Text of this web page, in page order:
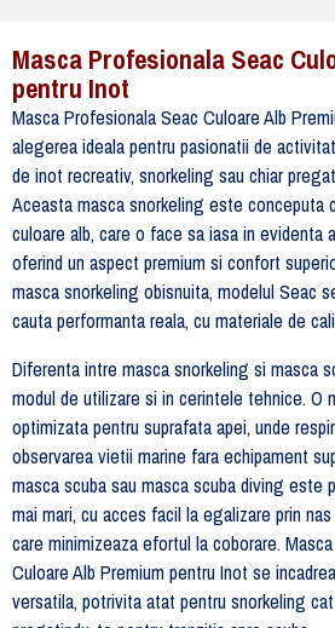
Masca Profesionala Seac
pentru Inot
Masca Profesionala Seac Culoare Alb
alegerea ideala pentru pasionatii de
de inot recreativ, snorkeling sau chiar
Aceasta masca snorkeling este conceputa
culoare alb, care o face sa iasa in evidenta
oferind un aspect premium si confort
masca snorkeling obisnuita, modelul Seac
cauta performanta reala, cu materiale de
Diferenta intre masca snorkeling si masca
modul de utilizare si in cerintele tehnice. O
optimizata pentru suprafata apei, unde
observarea vietii marine fara echipament
masca scuba sau masca scuba diving este
mai mari, cu acces facil la egalizare prin
care minimizeaza efortul la coborare.
Culoare Alb Premium pentru Inot se
versatila, potrivita atat pentru snorkeling